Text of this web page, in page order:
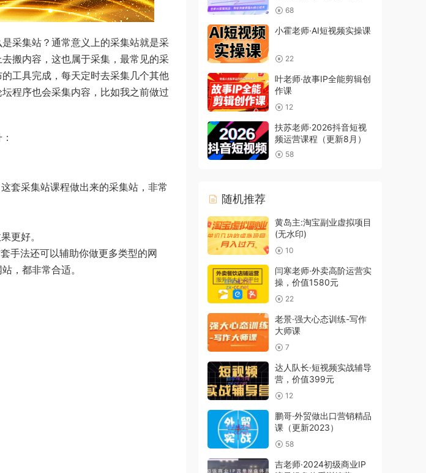
采集站？通常意义上的采集站就是采
搬内容，这也属于采集，最常见的采
工具完成，每天定时去采集几个其他
程序也会采集内容，比如我之前做过
套采集站课程做出来的采集站，非常
更好。
手法还可以辅助你做更多类型的网
，都非常合适。
68
小霍老师·AI短视频实操课
22
叶老师·故事IP全能剪辑创
作课
12
扶苏老师·2026抖音短视
频运营课程（更新8月）
58
随机推荐
黄岛主:淘宝副业虚拟项目
(无水印)
10
闫寒老师·外卖高阶运营实
操，价值1580元
22
老景·强大心态训练-写作
大师课
7
达人队长·短视频实战辅导
营，价值399元
12
鹏哥·外贸做出口营销精品
课（更新2023）
58
吉老师·2024初级商业IP